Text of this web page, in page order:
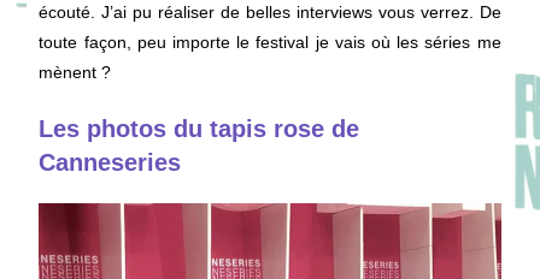
écouté. J’ai pu réaliser de belles interviews vous verrez. De
toute façon, peu importe le festival je vais où les séries me
mènent ?
Les photos du tapis rose de
Canneseries